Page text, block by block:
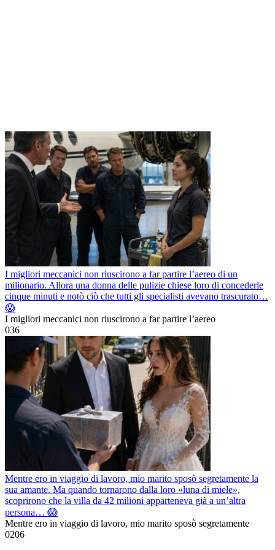
I migliori meccanici non riuscirono a far partire l’aereo di un
milionario. Allora una donna delle pulizie chiese loro di concederle
cinque minuti e notò ciò che tutti gli specialisti avevano trascurato…
😱
I migliori meccanici non riuscirono a far partire l’aereo
036
Mentre ero in viaggio di lavoro, mio marito sposò segretamente la
sua amante. Ma quando tornarono dalla loro «luna di miele»,
scoprirono che la villa da 42 milioni apparteneva già a un’altra
persona… 😱
Mentre ero in viaggio di lavoro, mio marito sposò segretamente
0206